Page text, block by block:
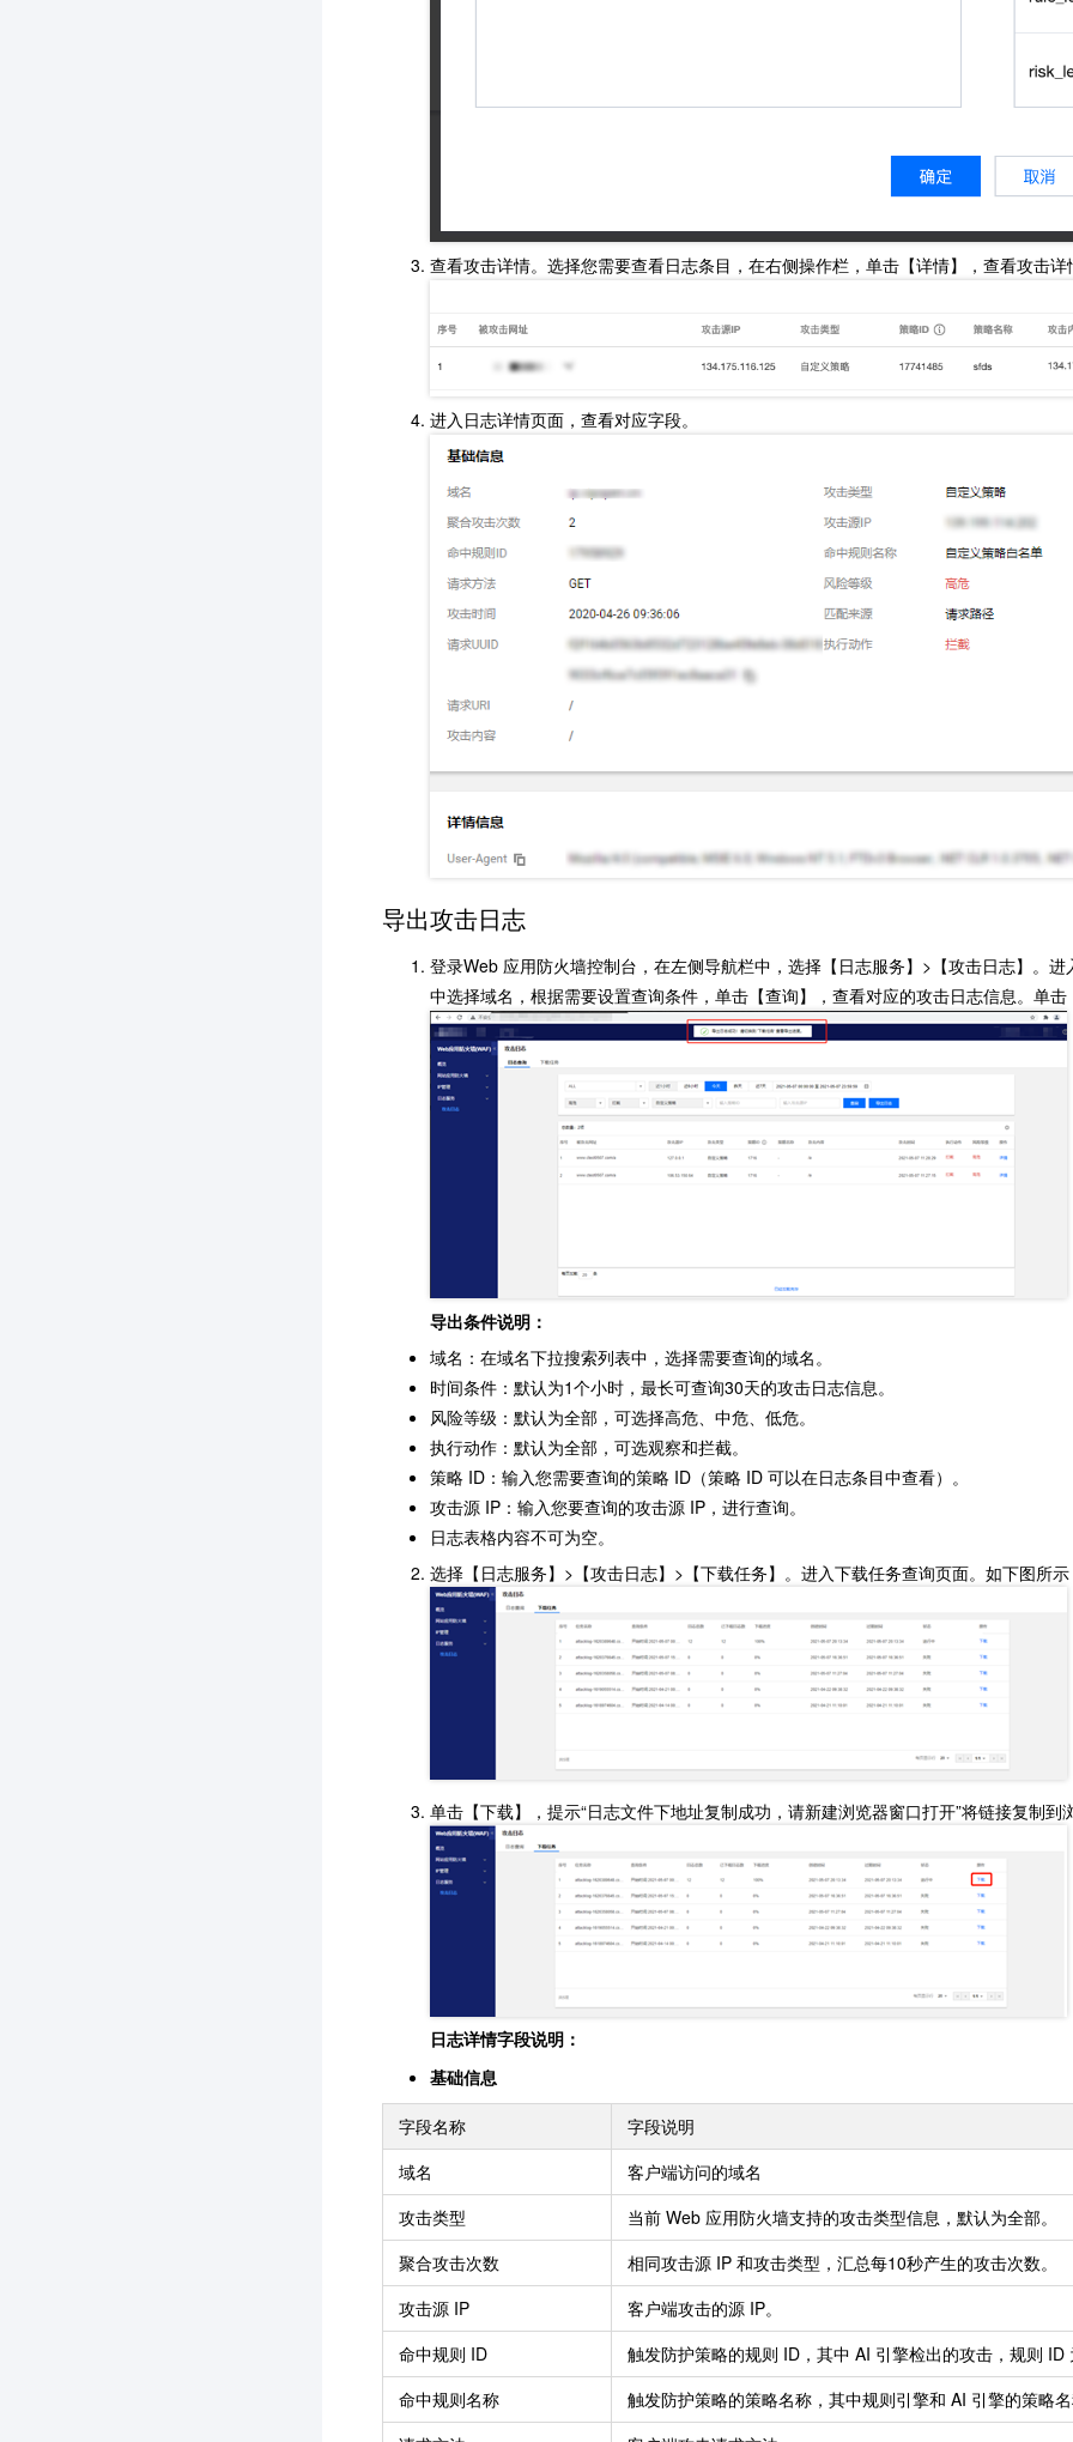
查看攻击详情。选择您需要查看日志条目，在右侧操作栏，单击【详情】，查看攻击详
进入日志详情页面，查看对应字段。
导出攻击日志
登录Web 应用防火墙控制台，在左侧导航栏中，选择【日志服务】>【攻击日志】。
中选择域名，根据需要设置查询条件，单击【查询】，查看对应的攻击日志信息。单
导出条件说明：
域名：在域名下拉搜索列表中，选择需要查询的域名。
时间条件：默认为1个小时，最长可查询30天的攻击日志信息。
风险等级：默认为全部，可选择高危、中危、低危。
执行动作：默认为全部，可选观察和拦截。
策略 ID：输入您需要查询的策略 ID（策略 ID 可以在日志条目中查看）。
攻击源 IP：输入您要查询的攻击源 IP，进行查询。
日志表格内容不可为空。
选择【日志服务】>【攻击日志】>【下载任务】。进入下载任务查询页面。如下图所
单击【下载】，提示“日志文件下地址复制成功，请新建浏览器窗口打开”将链接复制
日志详情字段说明：
基础信息
字段名称
字段说明
域名
客户端访问的域名
攻击类型
当前 Web 应用防火墙支持的攻击类型信息，默认为全部。
聚合攻击次数
相同攻击源 IP 和攻击类型，汇总每10秒产生的攻击次数。
攻击源 IP
客户端攻击的源 IP。
命中规则 ID
触发防护策略的规则 ID，其中 AI 引擎检出的攻击，规则 ID
命中规则名称
触发防护策略的策略名称，其中规则引擎和 AI 引擎的策略